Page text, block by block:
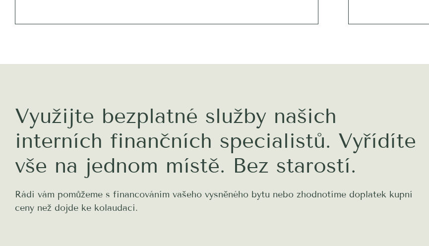
Využijte bezplatné služby našich
interních finančních specialistů. Vyřídíte
vše na jednom místě. Bez starostí.
Rádi vám pomůžeme s financováním vašeho vysněného bytu nebo zhodnotíme doplatek kupní
ceny než dojde ke kolaudaci.